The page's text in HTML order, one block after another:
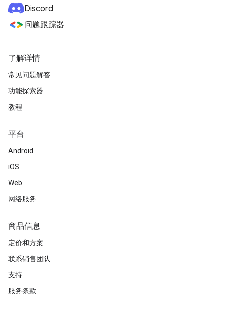
Discord
问题跟踪器
了解详情
常见问题解答
功能探索器
教程
平台
Android
iOS
Web
网络服务
商品信息
定价和方案
联系销售团队
支持
服务条款